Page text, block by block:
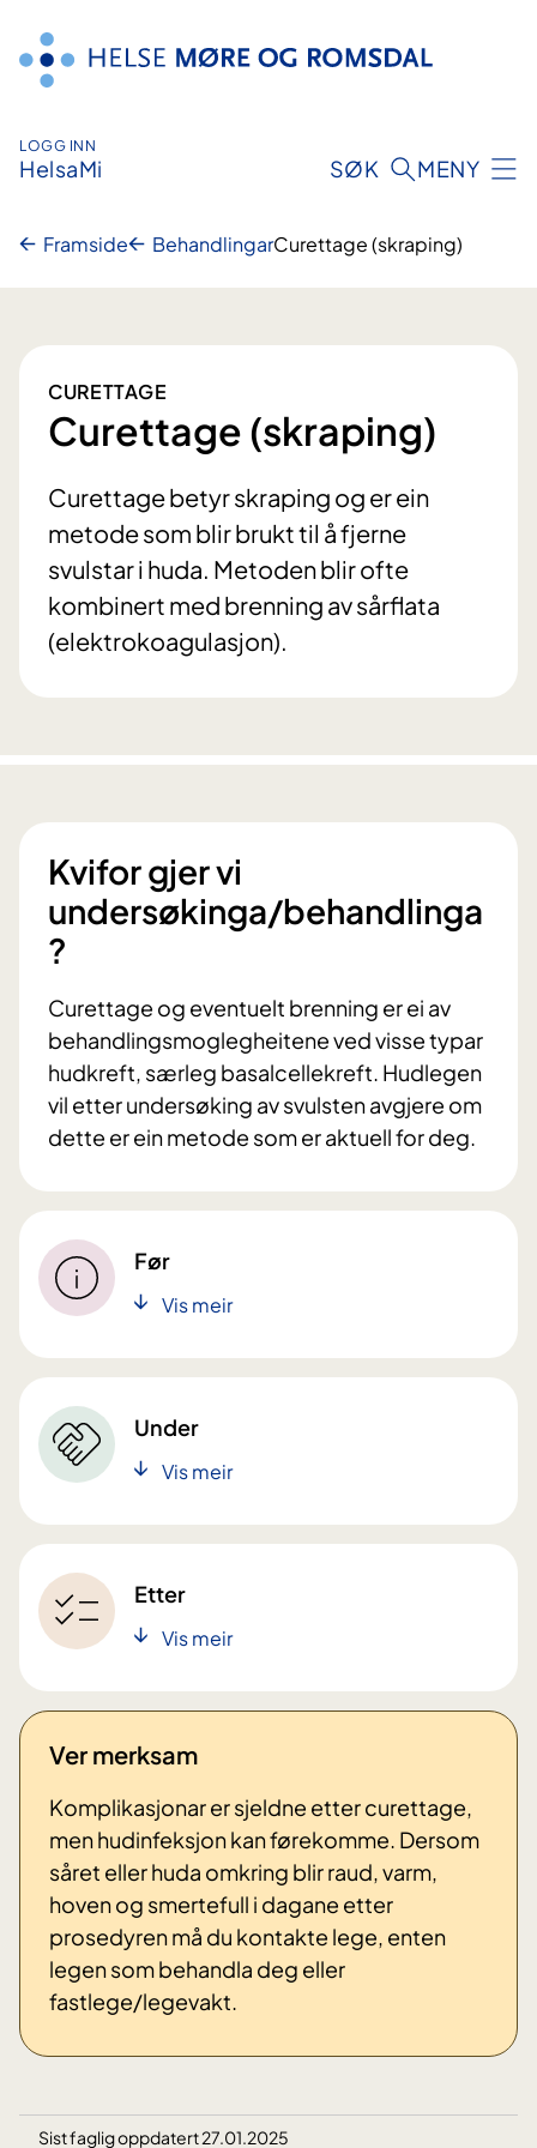
innhald
LOGG INN
HelsaMi SØK MENY
Framside BehandlingarCurettage (skraping)
CURETTAGE
Curettage (skraping)
Curettage betyr skraping og er ein
metode som blir brukt til å fjerne
svulstar i huda. Metoden blir ofte
kombinert med brenning av sårflata
(elektrokoagulasjon).
Kvifor gjer vi
undersøkinga/behandlinga
?
Curettage og eventuelt brenning er ei av
behandlingsmoglegheitene ved visse typar
hudkreft, særleg basalcellekreft. Hudlegen
vil etter undersøking av svulsten avgjere om
dette er ein metode som er aktuell for deg.
Før
Vis meir
Under
Vis meir
Etter
Vis meir
Ver merksam
Komplikasjonar er sjeldne etter curettage,
men hudinfeksjon kan førekomme. Dersom
såret eller huda omkring blir raud, varm,
hoven og smertefull i dagane etter
prosedyren må du kontakte lege, enten
legen som behandla deg eller
fastlege/legevakt.
Sist faglig oppdatert 27.01.2025